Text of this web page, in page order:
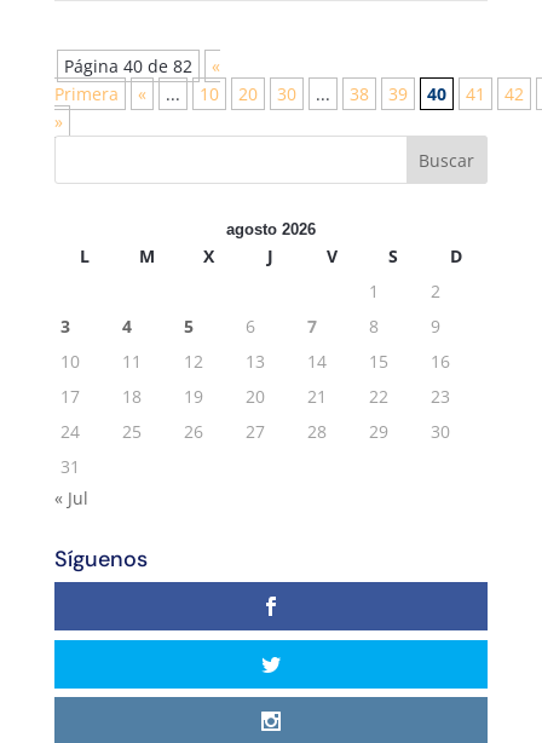
Página 40 de 82
«
Primera
« ... 10 20 30 ... 38 39 40 41
42
»
agosto 2026
L M X J V S
D
1
2
3
4 5 6 7 8
9
10
11 12 13 14 15
16
17
18 19 20 21 22
23
24
25 26 27 28 29
30
31
« Jul
Síguenos